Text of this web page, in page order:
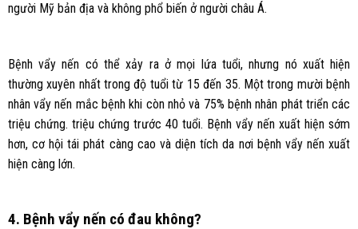
người Mỹ bản địa và không phổ biến ở người châu Á.
Bệnh vẩy nến có thể xảy ra ở mọi lứa tuổi, nhưng nó xuất hiện
thường xuyên nhất trong độ tuổi từ 15 đến 35. Một trong mười bệnh
nhân vẩy nến mắc bệnh khi còn nhỏ và 75% bệnh nhân phát triển các
triệu chứng. triệu chứng trước 40 tuổi. Bệnh vẩy nến xuất hiện sớm
hơn, cơ hội tái phát càng cao và diện tích da nơi bệnh vẩy nến xuất
hiện càng lớn.
4. Bệnh vẩy nến có đau không?